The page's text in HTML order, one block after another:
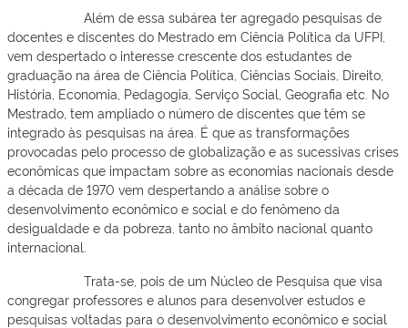
Além de essa subárea ter agregado pesquisas de
docentes e discentes do Mestrado em Ciência Política da UFPI,
vem despertado o interesse crescente dos estudantes de
graduação na área de Ciência Política, Ciências Sociais, Direito,
História, Economia, Pedagogia, Serviço Social, Geografia etc. No
Mestrado, tem ampliado o número de discentes que têm se
integrado às pesquisas na área. É que as transformações
provocadas pelo processo de globalização e as sucessivas crises
econômicas que impactam sobre as economias nacionais desde
a década de 1970 vem despertando a análise sobre o
desenvolvimento econômico e social e do fenômeno da
desigualdade e da pobreza, tanto no âmbito nacional quanto
internacional.
Trata-se, pois de um Núcleo de Pesquisa que visa
congregar professores e alunos para desenvolver estudos e
pesquisas voltadas para o desenvolvimento econômico e social